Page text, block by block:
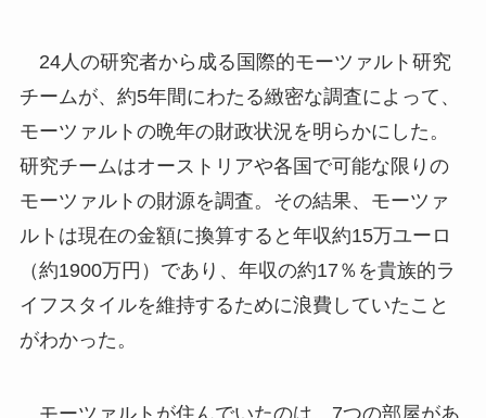
24人の研究者から成る国際的モーツァルト研究
チームが、約5年間にわたる緻密な調査によって、
モーツァルトの晩年の財政状況を明らかにした。
研究チームはオーストリアや各国で可能な限りの
モーツァルトの財源を調査。その結果、モーツァ
ルトは現在の金額に換算すると年収約15万ユーロ
（約1900万円）であり、年収の約17％を貴族的ラ
イフスタイルを維持するために浪費していたこと
がわかった。
モーツァルトが住んでいたのは、7つの部屋があ